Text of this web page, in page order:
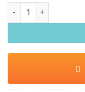
Giường bệnh y tế